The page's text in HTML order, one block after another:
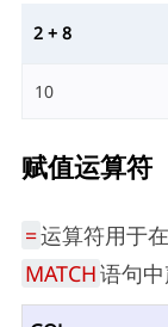
2 + 8
10
赋值运算符
=运算符用于在
MATCH语句中